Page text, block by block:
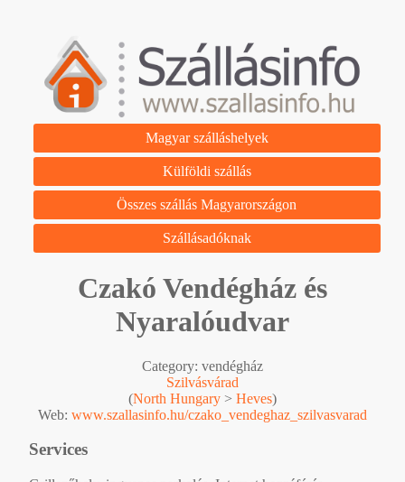
Magyar szálláshelyek
Külföldi szállás
Összes szállás Magyarországon
Szállásadóknak
Czakó Vendégház és
Nyaralóudvar
Category: vendégház
Szilvásvárad
(North Hungary > Heves)
Web: www.szallasinfo.hu/czako_vendeghaz_szilvasvarad
Services